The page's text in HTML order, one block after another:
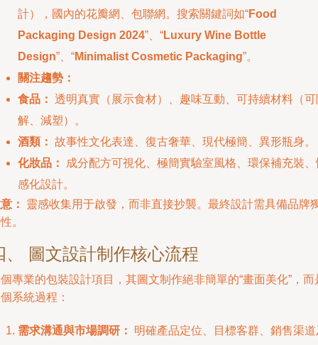
計），國內的花瓣網、包聯網。搜索關鍵詞如“Food
Packaging Design 2024”、“Luxury Wine Bottle
Design”、“Minimalist Cosmetic Packaging”。
關注趨勢：
食品： 透明真實（展示食材）、趣味互動、可持續材料（可
解、減塑）。
酒類： 故事性文化表達、復古奢華、現代極簡、異形瓶身。
化妝品：
成分配方可視化、極簡實驗室風格、環保補充裝、
感化設計。
：
靈感收集用于啟發，而非直接抄襲。最終設計需具備品牌
。
、 圖文設計制作核心流程
專業的包裝設計項目，其圖文制作絕非簡單的“畫面美化”，而
系統過程：
需求溝通與市場調研：
明確產品定位、目標客群、銷售渠道